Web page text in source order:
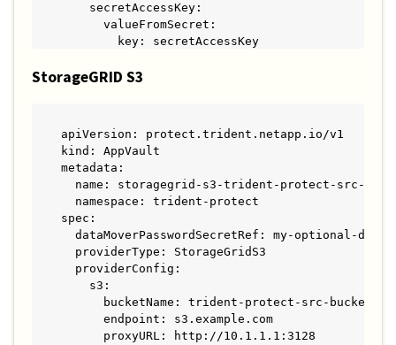
    secretAccessKey:
      valueFromSecret:
        key: secretAccessKey
StorageGRID S3
apiVersion: protect.trident.netapp.io/v1
kind: AppVault
metadata:
name: storagegrid-s3-trident-protect-src-
  namespace: trident-protect
spec:
dataMoverPasswordSecretRef: my-optional-
  providerType: StorageGridS3
  providerConfig:
    s3:
      bucketName: trident-protect-src-bucket
      endpoint: s3.example.com
      proxyURL: http://10.1.1.1:3128